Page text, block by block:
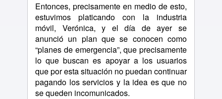
Entonces, precisamente en medio de esto,
estuvimos platicando con la industria
móvil, Verónica, y el día de ayer se
anunció un plan que se conocen como
“planes de emergencia”, que precisamente
lo que buscan es apoyar a los usuarios
que por esta situación no puedan continuar
pagando los servicios y la idea es que no
se queden incomunicados.